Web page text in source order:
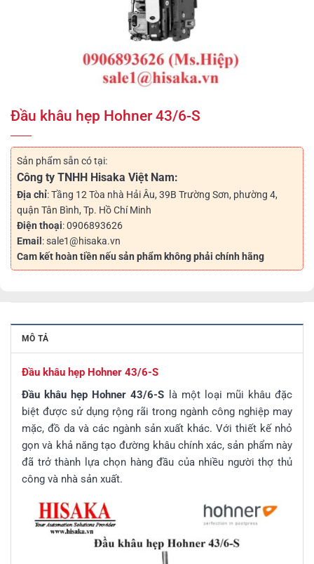
Đầu khâu hẹp Hohner 43/6-S
Sản phẩm sẵn có tại:
Công ty TNHH Hisaka Việt Nam:
Địa chỉ: Tầng 12 Tòa nhà Hải Âu, 39B Trường Sơn, phường 4,
quận Tân Bình, Tp. Hồ Chí Minh
Điện thoại: 0906893626
Email : sale1@hisaka.vn
Cam kết hoàn tiền nếu sản phẩm không phải chính hãng
MÔ TẢ
Đầu khâu hẹp Hohner 43/6-S
Đầu khâu hẹp Hohner 43/6-S là một loại mũi khâu đặc
biệt được sử dụng rộng rãi trong ngành công nghiệp may
mặc, đồ da và các ngành sản xuất khác. Với thiết kế nhỏ
gọn và khả năng tạo đường khâu chính xác, sản phẩm này
đã trở thành lựa chọn hàng đầu của nhiều người thợ thủ
công và nhà sản xuất.